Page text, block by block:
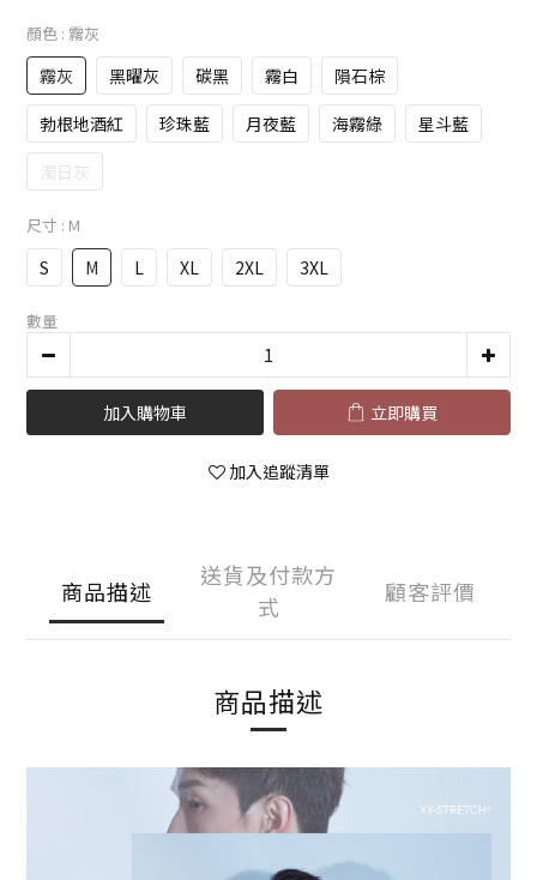
顏色 : 霧灰
霧灰 黑曜灰 碳黑 霧白
隕石棕
勃根地酒紅
珍珠藍 月夜藍 海霧綠
星斗藍
濁日灰
尺寸 : M
S M L XL 2XL 3XL
數量
加入購物車 立即購買
加入追蹤清單
商品描述
送貨及付款方
式
顧客評價
商品描述